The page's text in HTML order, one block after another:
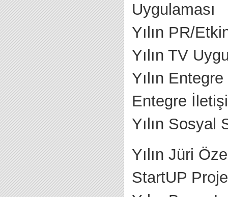
Uygulaması
Yılın PR/
Yılın TV
Yılın
Entegre
Yılın
Yılın Jüri
StartUP